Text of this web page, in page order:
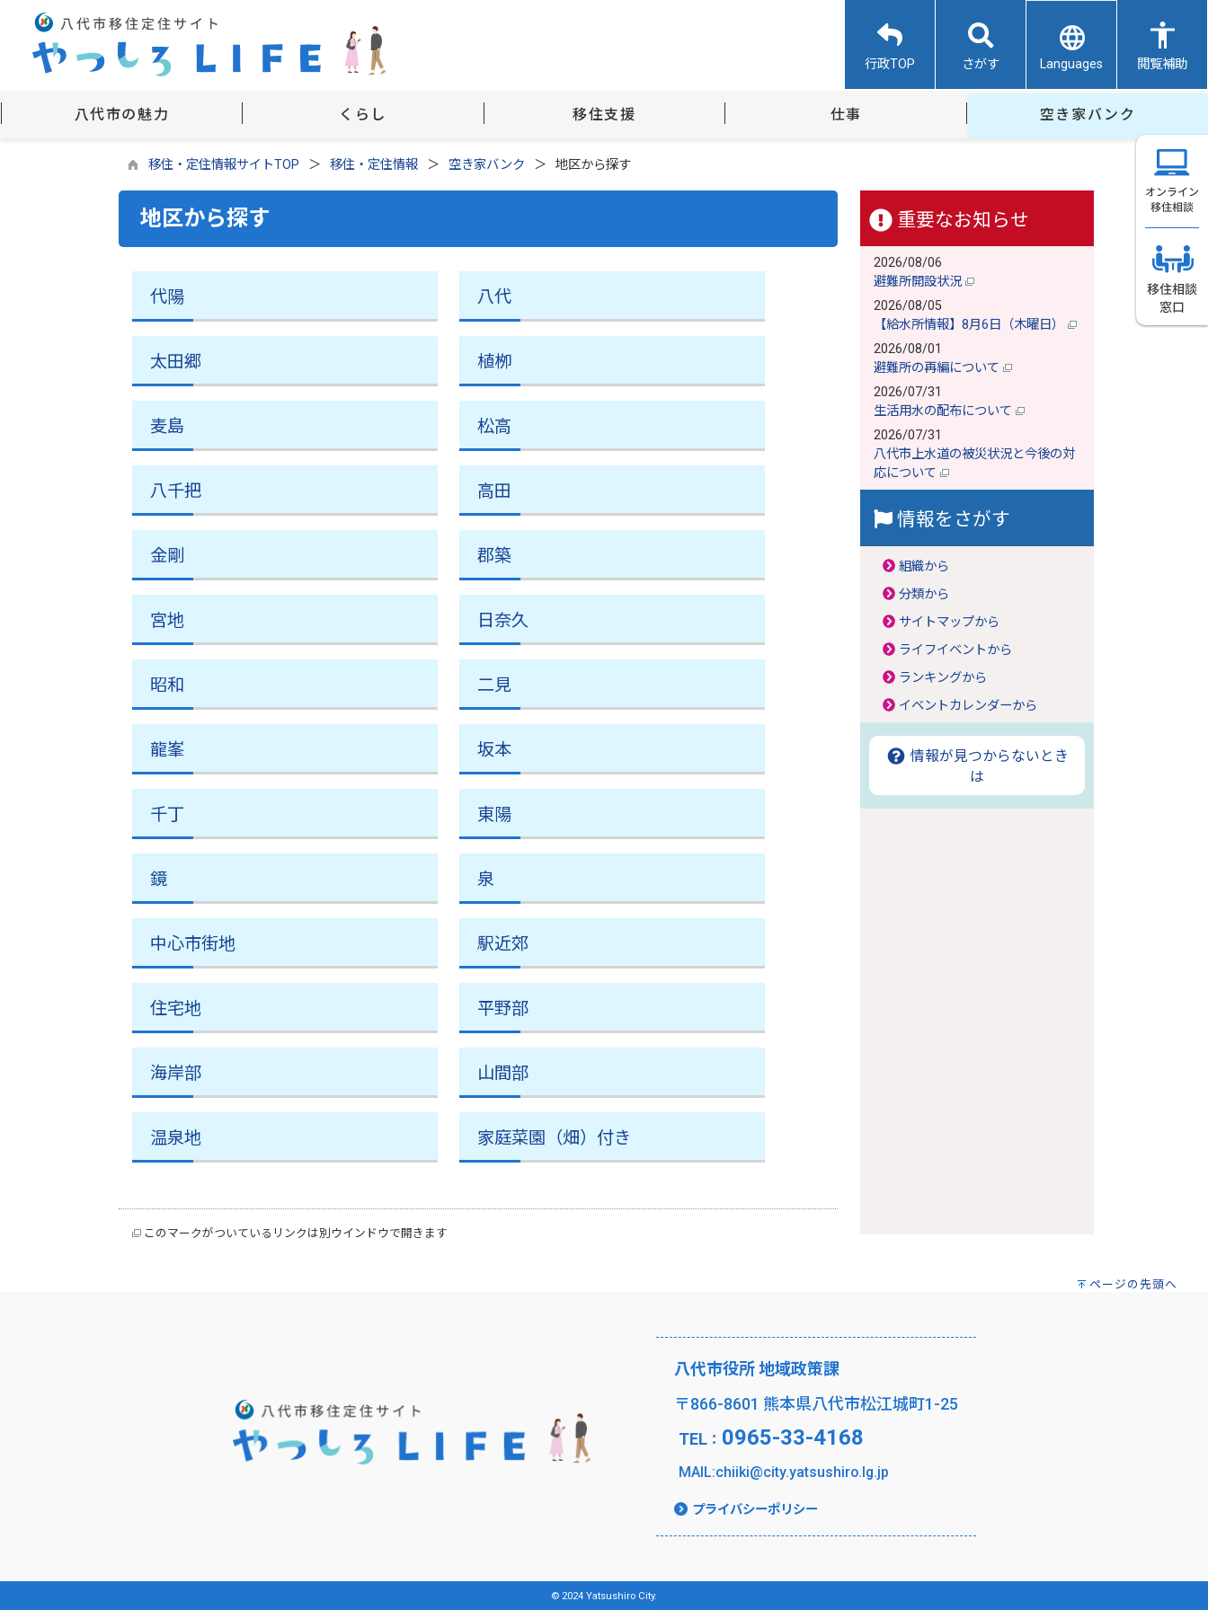
行政TOP さがす Languages 閲覧補助
八代市の魅力 くらし 移住支援 仕事 空き家バンク
移住・定住情報サイトTOP 移住・定住情報 空き家バンク 地区から探す
地区から探す
代陽 八代
太田郷 植栁
麦島 松高
八千把 高田
金剛 郡築
宮地 日奈久
昭和 二見
龍峯 坂本
千丁 東陽
鏡 泉
中心市街地 駅近郊
住宅地 平野部
海岸部 山間部
温泉地 家庭菜園（畑）付き
このマークがついているリンクは別ウインドウで開きます
重要なお知らせ
2026/08/06
避難所開設状況
2026/08/05
【給水所情報】8月6日（木曜日）
2026/08/01
避難所の再編について
2026/07/31
生活用水の配布について
2026/07/31
八代市上水道の被災状況と今後の対
応について
情報をさがす
組織から
分類から
サイトマップから
ライフイベントから
ランキングから
イベントカレンダーから
情報が見つからないとき
は
ページの先頭へ
八代市役所 地域政策課
〒866-8601 熊本県八代市松江城町1-25
TEL： 0965-33-4168
MAIL:chiiki@city.yatsushiro.lg.jp
プライバシーポリシー
© 2024 Yatsushiro City.